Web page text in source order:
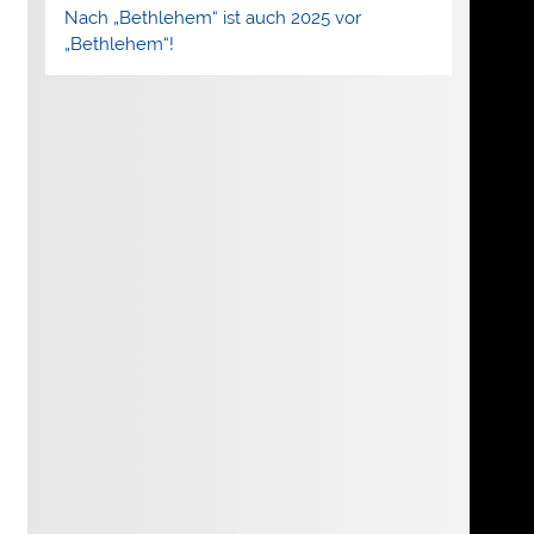
Nach „Bethlehem“ ist auch 2025 vor
„Bethlehem“!